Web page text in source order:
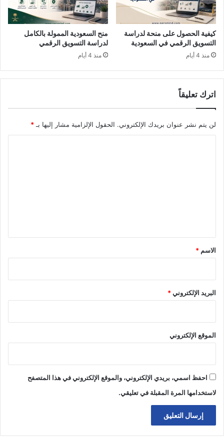
كيفية الحصول على منحة لدراسة
التسويق الرقمي في السعودية
منذ 4 أيام
منح السعودية الممولة بالكامل
لدراسة التسويق الرقمي
منذ 4 أيام
اترك تعليقاً
لن يتم نشر عنوان بريدك الإلكتروني. الحقول الإلزامية مشار إليها بـ *
*
الاسم *
البريد الإلكتروني*
الموقع الإلكتروني
احفظ اسمي، بريدي الإلكتروني، والموقع الإلكتروني في هذا المتصفح
لاستخدامها المرة المقبلة في تعليقي.